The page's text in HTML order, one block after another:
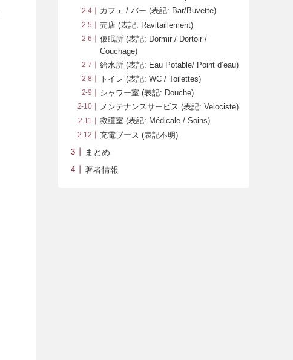
カフェ / バー (表記: Bar/Buvette)
売店 (表記: Ravitaillement)
仮眠所 (表記: Dormir / Dortoir /
Couchage)
給水所 (表記: Eau Potable/ Point d’eau)
トイレ (表記: WC / Toilettes)
シャワー室 (表記: Douche)
メンテナンスサービス (表記: Velociste)
救護室 (表記: Médicale / Soins)
充電ブース (表記不明)
まとめ
著者情報